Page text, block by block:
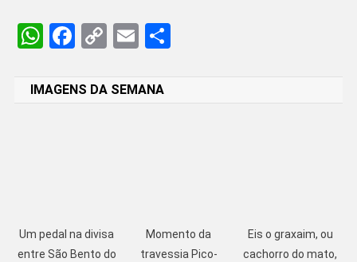
WhatsApp
Facebook
CopyEmail
IMAGENS DA SEMANA
Um pedal na divisa
entre São Bento do
Momento da
travessia Pico-
Eis o graxaim, ou
cachorro do mato,